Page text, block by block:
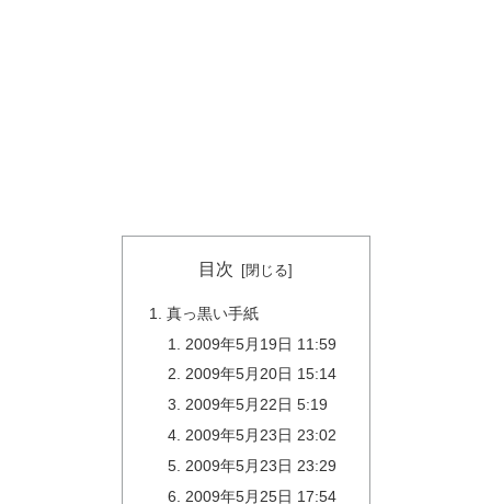
目次
真っ黒い手紙
2009年5月19日 11:59
2009年5月20日 15:14
2009年5月22日 5:19
2009年5月23日 23:02
2009年5月23日 23:29
2009年5月25日 17:54